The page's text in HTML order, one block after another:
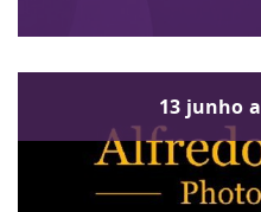
13 junho a